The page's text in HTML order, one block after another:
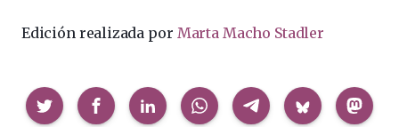
Edición realizada por Marta Macho Stadler
Compartir